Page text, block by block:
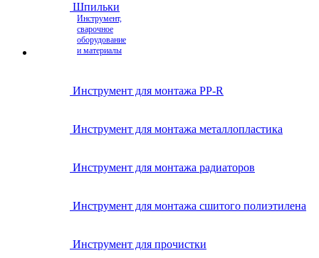
Шпильки
Инструмент,
сварочное
оборудование
и материалы
Инструмент для монтажа PP-R
Инструмент для монтажа металлопластика
Инструмент для монтажа радиаторов
Инструмент для монтажа сшитого полиэтилена
Инструмент для прочистки